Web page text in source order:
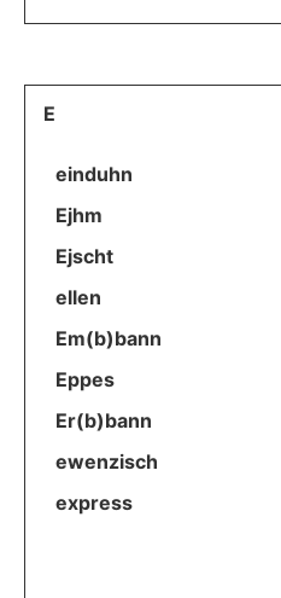
E
einduhn
Ejhm
Ejscht
ellen
Em(b)bann
Eppes
Er(b)bann
ewenzisch
express